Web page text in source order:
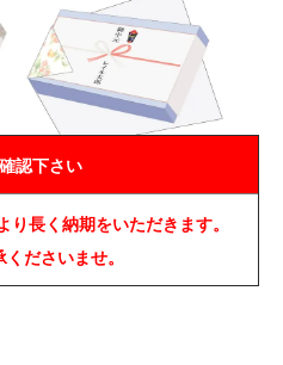
認下さい
長く納期をいただきます。
ださいませ。